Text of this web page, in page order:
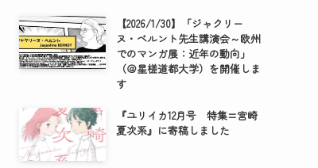
【2026/1/30】「ジャクリー
ヌ・ベルント先生講演会～欧州
でのマンガ展：近年の動向」
（＠星槎道都大学）を開催しま
す
『ユリイカ12月号 特集=宮崎
夏次系』に寄稿しました